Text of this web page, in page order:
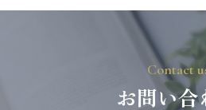
Contact
お問い合